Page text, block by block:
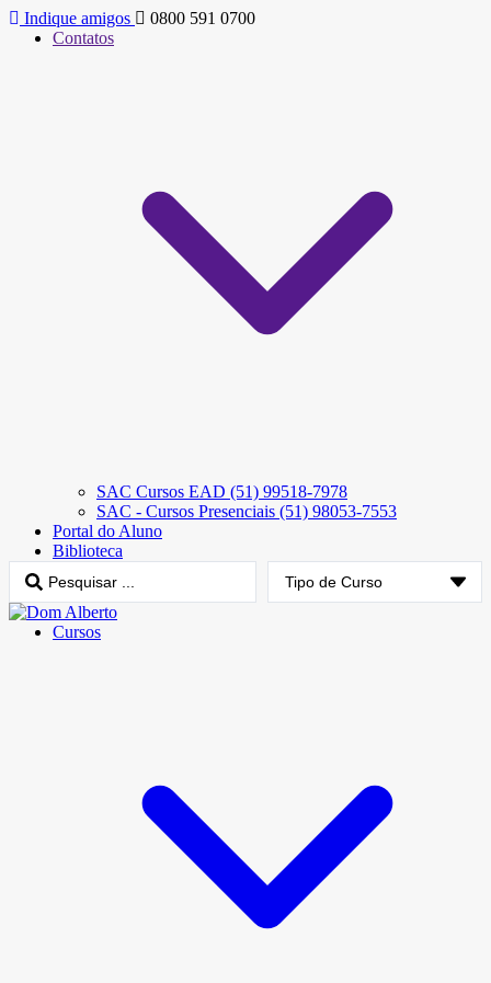
Indique amigos
0800 591 0700
Contatos
SAC Cursos EAD (51) 99518-7978
SAC - Cursos Presenciais (51) 98053-7553
Portal do Aluno
Biblioteca
Cursos